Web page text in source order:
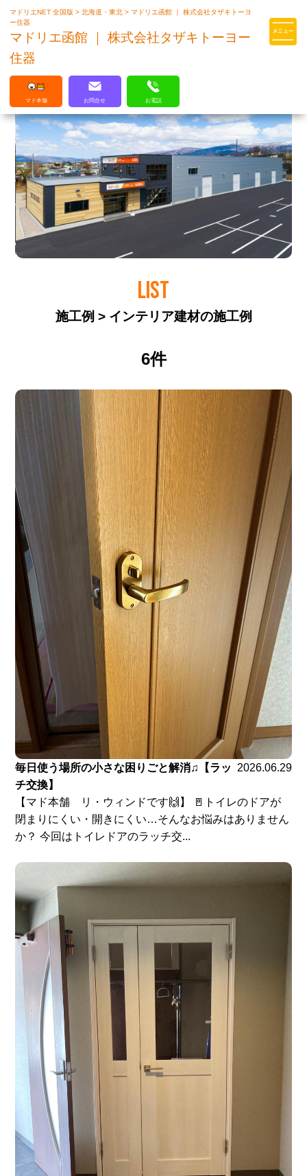
マドリエはLIXILの厳しい基準を
マドリエNET 全国版>北海道・東北>マドリエ函館 ｜ 株式会社タザキトーヨ
ー住器
マドリエ函館 ｜ 株式会社タザキトーヨー
住器
マド本舗 お問合せ お電話
LIST
施工例 > インテリア建材の施工例
6件
毎日使う場所の小さな困りごと解消♫【ラッ
チ交換】
2026.06.29
【マド本舗 リ・ウィンドです🙌】 🚪トイレのドアが
閉まりにくい・開きにくい…そんなお悩みはありません
か？ 今回はトイレドアのラッチ交...